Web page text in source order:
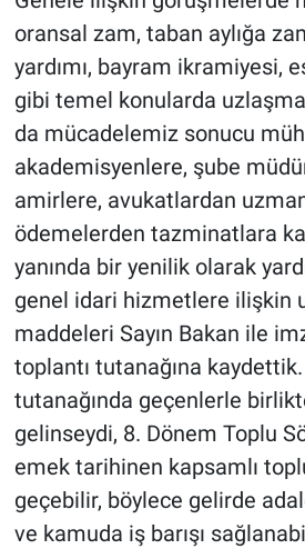
oransal zam, taban aylığa
yardımı, bayram ikramiyesi,
gibi temel konularda
da mücadelemiz sonucu
akademisyenlere, şube
amirlere, avukatlardan
ödemelerden tazminatlara
yanında bir yenilik olarak
genel idari hizmetlere ilişkin
maddeleri Sayın Bakan ile
toplantı tutanağına
tutanağında geçenlerle
gelinseydi, 8. Dönem Toplu
emek tarihinen kapsamlı
geçebilir, böylece gelirde
ve kamuda iş barışı